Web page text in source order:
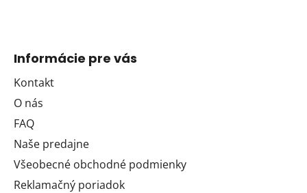
Informácie pre vás
Kontakt
O nás
FAQ
Naše predajne
Všeobecné obchodné podmienky
Reklamačný poriadok